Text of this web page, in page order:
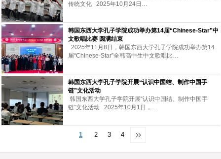
传统文化 2025年10月24日…
韩国东西大学孔子学院成功举办第14届“Chinese-Star”中
文歌唱比赛 圆满结束
2025年11月8日，韩国东西大学孔子学院成功举办第14
届“Chinese-Star”全韩高中生中文歌唱比…
韩国东西大学孔子学院开展“认识中国结、制作中国手
链”文化活动
韩国东西大学孔子学院开展“认识中国结、制作中国手
链”文化活动 2025年10月1日，…
1 2 3 4